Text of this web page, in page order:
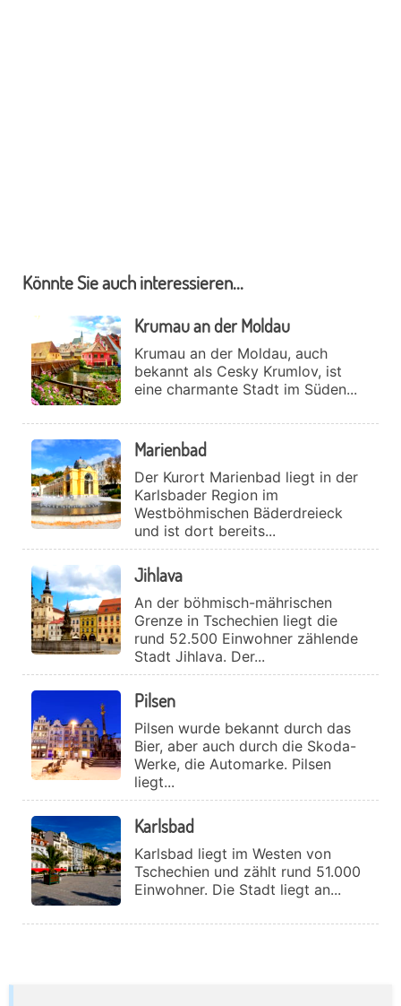
Könnte Sie auch interessieren...
Krumau an der Moldau
Krumau an der Moldau, auch
bekannt als Cesky Krumlov, ist
eine charmante Stadt im Süden...
Marienbad
Der Kurort Marienbad liegt in der
Karlsbader Region im
Westböhmischen Bäderdreieck
und ist dort bereits...
Jihlava
An der böhmisch-mährischen
Grenze in Tschechien liegt die
rund 52.500 Einwohner zählende
Stadt Jihlava. Der...
Pilsen
Pilsen wurde bekannt durch das
Bier, aber auch durch die Skoda-
Werke, die Automarke. Pilsen
liegt...
Karlsbad
Karlsbad liegt im Westen von
Tschechien und zählt rund 51.000
Einwohner. Die Stadt liegt an...